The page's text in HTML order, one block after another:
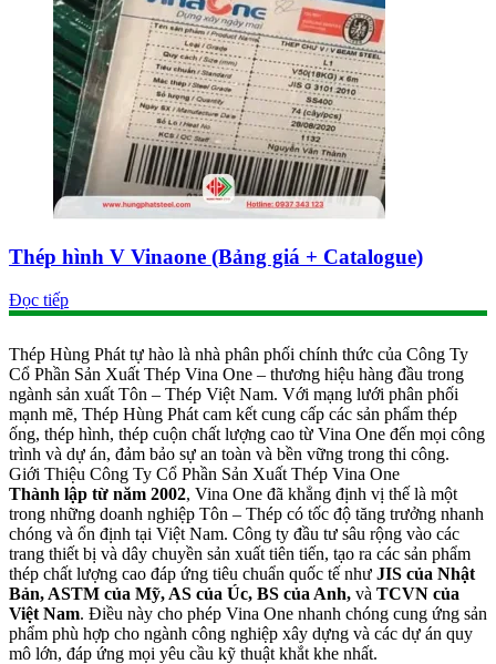
Thép hình V Vinaone (Bảng giá + Catalogue)
Đọc tiếp
Thép Hùng Phát tự hào là nhà phân phối chính thức của Công Ty
Cổ Phần Sản Xuất Thép Vina One – thương hiệu hàng đầu trong
ngành sản xuất Tôn – Thép Việt Nam. Với mạng lưới phân phối
mạnh mẽ, Thép Hùng Phát cam kết cung cấp các sản phẩm thép
ống, thép hình, thép cuộn chất lượng cao từ Vina One đến mọi công
trình và dự án, đảm bảo sự an toàn và bền vững trong thi công.
Giới Thiệu Công Ty Cổ Phần Sản Xuất Thép Vina One
Thành lập từ năm 2002, Vina One đã khẳng định vị thế là một
trong những doanh nghiệp Tôn – Thép có tốc độ tăng trưởng nhanh
chóng và ổn định tại Việt Nam. Công ty đầu tư sâu rộng vào các
trang thiết bị và dây chuyền sản xuất tiên tiến, tạo ra các sản phẩm
thép chất lượng cao đáp ứng tiêu chuẩn quốc tế như JIS của Nhật
Bản, ASTM của Mỹ, AS của Úc, BS của Anh, và TCVN của
Việt Nam. Điều này cho phép Vina One nhanh chóng cung ứng sản
phẩm phù hợp cho ngành công nghiệp xây dựng và các dự án quy
mô lớn, đáp ứng mọi yêu cầu kỹ thuật khắt khe nhất.